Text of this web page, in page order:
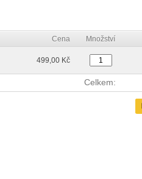
Cena Množství
499,00 Kč
Celkem: